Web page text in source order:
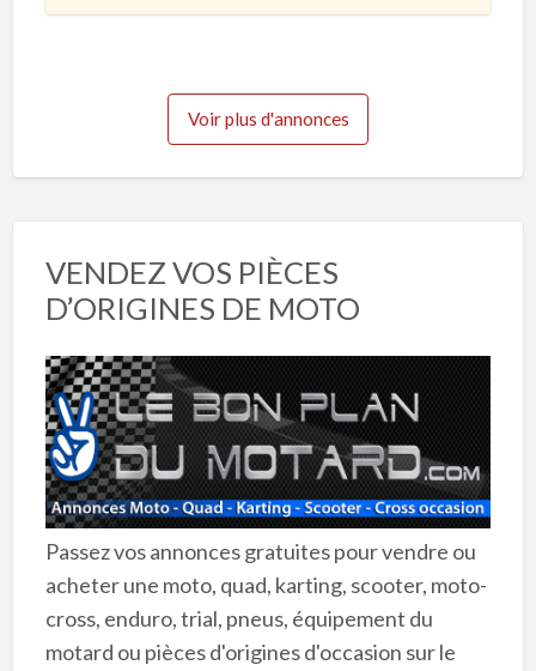
2
e
Voir plus d'annonces
VENDEZ VOS PIÈCES
D’ORIGINES DE MOTO
Passez vos annonces gratuites pour vendre ou
acheter une moto, quad, karting, scooter, moto-
cross, enduro, trial, pneus, équipement du
motard ou pièces d'origines d'occasion sur le